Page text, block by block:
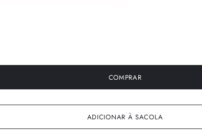
COMPRAR
ADICIONAR À SACOLA